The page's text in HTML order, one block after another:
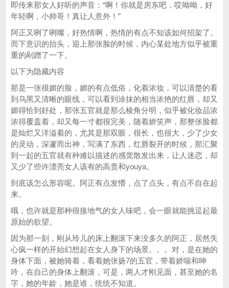
即传来那女人好听的声音：“啊！你就是房东吧，哎呦呦，好
年轻啊，小帅哥！真让人意外！”
阿正又咧了咧嘴，好热情啊，热情的有点不知该如何招架了。
而下意识的抬头，迎上那张脸的时候，内心某处地方似乎被重
重的剐蹭了一下。
以下为隐藏内容
那是一张很媚的脸，媚的有点低俗，化着浓妆，可以清楚的看
到乌黑又清晰的眼线，可以看到涂抹的相当浓艳的红唇，却又
媚得恰到好处，那张五官就是那么棱角分明，似乎被化妆品浓
浓得覆盖着，却又每一寸都很完美，随着娇笑声，那整张脸都
是灿烂又洋溢着的，尤其是那双眼，很长，也很大，少了少女
的灵动，深邃而出神，写满了东西，红唇裂开的时候，那汇聚
到一起的五官就有种难以描述的感觉散发出来，让人迷恋，却
又少了些许漂亮女人该有的高贵和youya。
到底该怎么形容呢。阿正有点发懵，点了点头，有点不自在起
来。
哦，也许就是那种很接地气的女人味吧，会一眼就能挑逗起最
原始的欲望。
因为那一刻，刚从玲儿的床上翻滚下来没多久的阿正，居然失
心疯一样的开始幻想起在女人身下的场景。。。对，是在她的
身体下面，被她骑着，看着她张扬7的五官，带着娇喘和呻
吟，在自己的身体上翻滚，可是，两人才刚见面，甚至她的名
字，她的年龄，她是谁，统统不知道。